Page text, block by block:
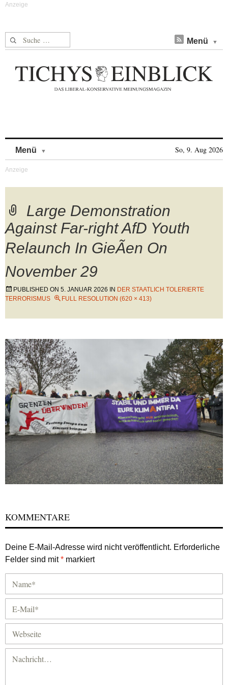
Suche nach: Menü
Menü So, 9. Aug 2026
Large Demonstration
Against Far-right AfD Youth
Relaunch In GieÃen On
November 29
PUBLISHED ON 5. JANUAR 2026 IN DER STAATLICH TOLERIERTE
TERRORISMUS
FULL RESOLUTION (620 × 413)
KOMMENTARE
Deine E-Mail-Adresse wird nicht veröffentlicht. Erforderliche
Felder sind mit* markiert